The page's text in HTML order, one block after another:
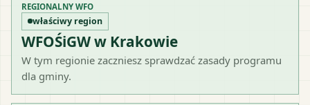
REGIONALNY WFO
właściwy region
WFOŚiGW w Krakowie
W tym regionie zaczniesz sprawdzać zasady programu
dla gminy.